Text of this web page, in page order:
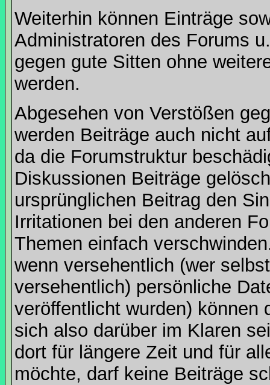
Weiterhin können Einträge
Administratoren des Forums
gegen gute Sitten ohne
werden.
Abgesehen von Verstößen
werden Beiträge auch nicht
da die Forumstruktur
Diskussionen Beiträge
ursprünglichen Beitrag den
Irritationen bei den anderen
Themen einfach
wenn versehentlich (wer
versehentlich) persönliche
veröffentlicht wurden) können
sich also darüber im Klaren
dort für längere Zeit und für
möchte, darf keine Beiträge